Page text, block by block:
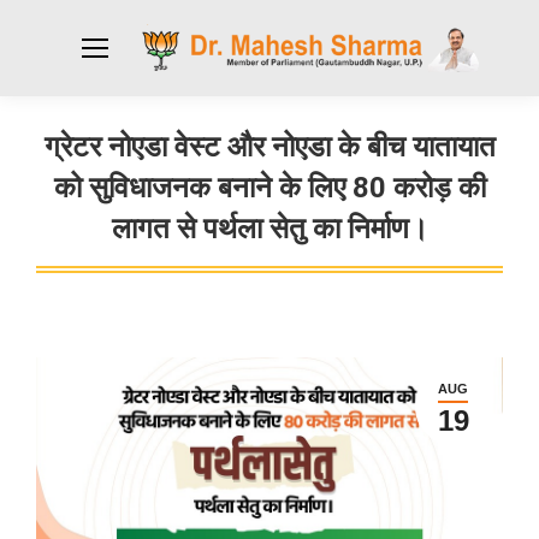
ग्रेटर नोएडा वेस्ट और नोएडा के बीच यातायात
को सुविधाजनक बनाने के लिए 80 करोड़ की
लागत से पर्थला सेतु का निर्माण।
You are here:
AUG
19